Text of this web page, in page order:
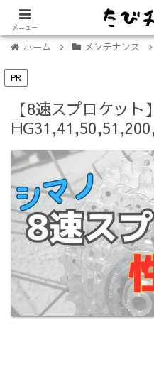
【免許不要に！】電動キック
ホーム メンテナンス
PR
【8速スプロケット
メニュー